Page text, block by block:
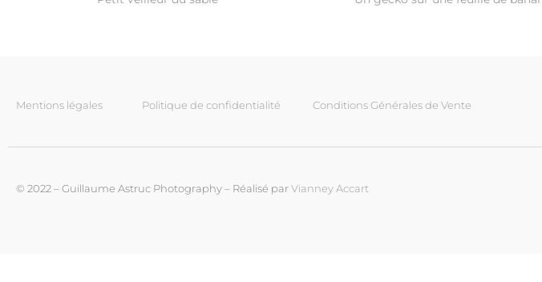
Mentions légales Politique de confidentialité Conditions Générales de Vente
© 2022 – Guillaume Astruc Photography – Réalisé parVianney Accart